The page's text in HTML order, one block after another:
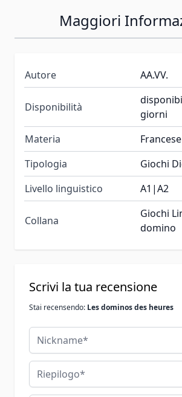
Maggiori
Autore AA.VV.
Disponibilità
giorni
Materia
Francese
Tipologia
Giochi
Livello linguistico
A1|A2
Collana
Giochi
domino
Scrivi la tua recensione
Stai recensendo: Les dominos des heures
Nickname
Riepilogo